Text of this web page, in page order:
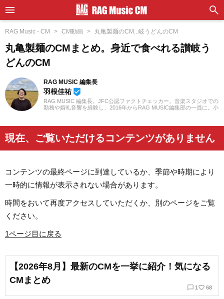
RAG Music - CM CM動画 丸亀製麺のCM...岐うどんのCM
丸亀製麺のCMまとめ。身近で食べれる讃岐う
どんのCM
RAG MUSIC 編集長
羽根佳祐 beenhere
RAG MUSIC 編集長。JFC公認ファクトチェッカー。音楽スタジオでの
勤務や婚礼音響を経験し、2016年からRAG MUSIC編集部の一員に。小
め、各地の音楽フェスの紹介記事やライブレポートなど、自身の音楽
活動やこれまでの業務で培った経験を元に日々記事を制作していま
す。音楽は国内外のロックはもちろん、最近ではJ-POPも広く好んで
現在、ご覧いただけるコンテンツがありません
コンテンツの最終ページに到達しているか、季節や時期により
一時的に情報が表示されない場合があります。
時間をおいて再度アクセスしていただくか、別のページをご覧
ください。
1ページ目に戻る
【2026年8月】最新のCMを一挙に紹介！気になる
CMまとめ
chat_bubble_outline 1 favorite_border 68